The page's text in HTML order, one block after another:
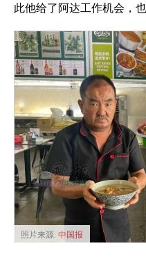
此他给了阿达工作机会，
照片来源: 中国报